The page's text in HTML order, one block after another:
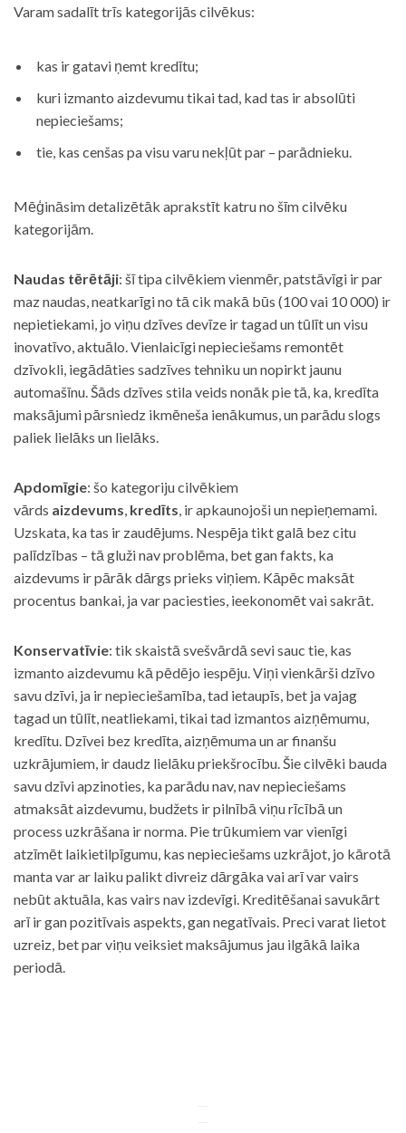
Varam sadalīt trīs kategorijās cilvēkus:
kas ir gatavi ņemt kredītu;
kuri izmanto aizdevumu tikai tad, kad tas ir absolūti
nepieciešams;
tie, kas cenšas pa visu varu nekļūt par – parādnieku.
Mēģināsim detalizētāk aprakstīt katru no šīm cilvēku
kategorijām.
Naudas tērētāji: šī tipa cilvēkiem vienmēr, patstāvīgi ir par
maz naudas, neatkarīgi no tā cik makā būs (100 vai 10 000) ir
nepietiekami, jo viņu dzīves devīze ir tagad un tūlīt un visu
inovatīvo, aktuālo. Vienlaicīgi nepieciešams remontēt
dzīvokli, iegādāties sadzīves tehniku un nopirkt jaunu
automašīnu. Šāds dzīves stila veids nonāk pie tā, ka, kredīta
maksājumi pārsniedz ikmēneša ienākumus, un parādu slogs
paliek lielāks un lielāks.
Apdomīgie: šo kategoriju cilvēkiem
vārds aizdevums, kredīts, ir apkaunojoši un nepieņemami.
Uzskata, ka tas ir zaudējums. Nespēja tikt galā bez citu
palīdzības – tā gluži nav problēma, bet gan fakts, ka
aizdevums ir pārāk dārgs prieks viņiem. Kāpēc maksāt
procentus bankai, ja var paciesties, ieekonomēt vai sakrāt.
Konservatīvie: tik skaistā svešvārdā sevi sauc tie, kas
izmanto aizdevumu kā pēdējo iespēju. Viņi vienkārši dzīvo
savu dzīvi, ja ir nepieciešamība, tad ietaupīs, bet ja vajag
tagad un tūlīt, neatliekami, tikai tad izmantos aizņēmumu,
kredītu. Dzīvei bez kredīta, aizņēmuma un ar finanšu
uzkrājumiem, ir daudz lielāku priekšrocību. Šie cilvēki bauda
savu dzīvi apzinoties, ka parādu nav, nav nepieciešams
atmaksāt aizdevumu, budžets ir pilnībā viņu rīcībā un
process uzkrāšana ir norma. Pie trūkumiem var vienīgi
atzīmēt laikietilpīgumu, kas nepieciešams uzkrājot, jo kārotā
manta var ar laiku palikt divreiz dārgāka vai arī var vairs
nebūt aktuāla, kas vairs nav izdevīgi. Kreditēšanai savukārt
arī ir gan pozitīvais aspekts, gan negatīvais. Preci varat lietot
uzreiz, bet par viņu veiksiet maksājumus jau ilgākā laika
periodā.